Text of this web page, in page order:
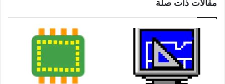
تحميل برنامج Paint.NET لتحرير الصور والتعديل عليها للويندوز
مقالات ذات صلة